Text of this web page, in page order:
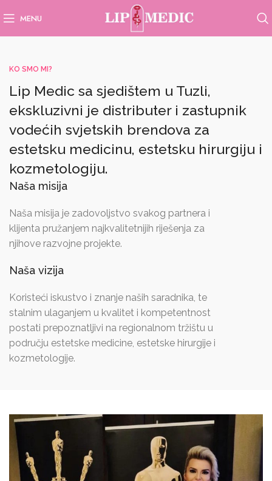
MENU
KO SMO MI?
Lip Medic sa sjedištem u Tuzli,
ekskluzivni je distributer i zastupnik
vodećih svjetskih brendova za
estetsku medicinu, estetsku hirurgiju i
kozmetologiju.
Naša misija
Naša misija je zadovoljstvo svakog partnera i
klijenta pružanjem najkvalitetnijih riješenja za
njihove razvojne projekte.
Naša vizija
Koristeći iskustvo i znanje naših saradnika, te
stalnim ulaganjem u kvalitet i kompetentnost
postati prepoznatljivi na regionalnom tržištu u
području estetske medicine, estetske hirurgije i
kozmetologije.